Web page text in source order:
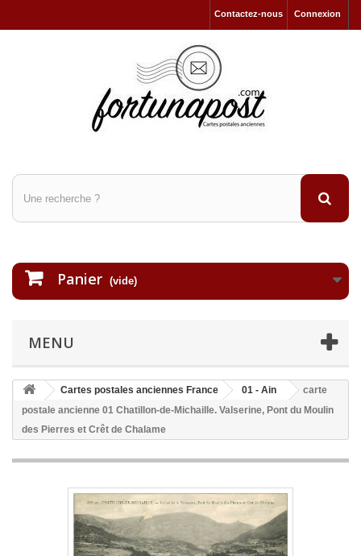
Connexion
Contactez-nous
Panier (vide)
MENU
Cartes postales anciennes France 01 - Ain
carte
postale ancienne 01 Chatillon-de-Michaille. Valserine, Pont du Moulin
des Pierres et Crêt de Chalame